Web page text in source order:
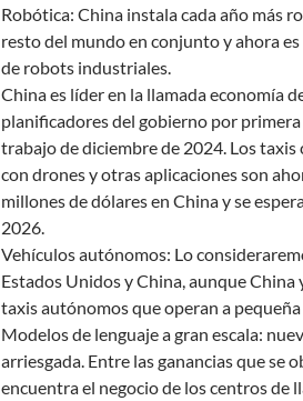
Robótica: China instala cada año más
resto del mundo en conjunto y ahora
de robots industriales.
China es líder en la llamada economía
planificadores del gobierno por
trabajo de diciembre de 2024. Los taxis
con drones y otras aplicaciones son
millones de dólares en China y se
2026.
Vehículos autónomos: Lo
Estados Unidos y China, aunque China
taxis autónomos que operan a pequeña
Modelos de lenguaje a gran escala:
arriesgada. Entre las ganancias que se
encuentra el negocio de los centros de